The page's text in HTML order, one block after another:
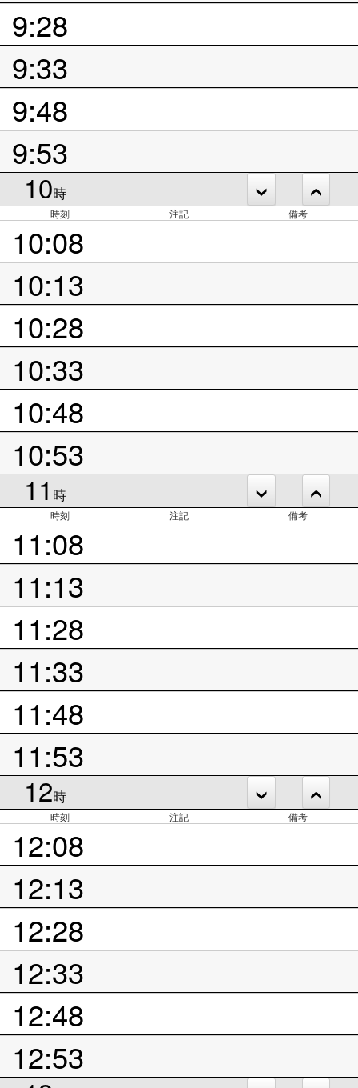
9:28
9:33
9:48
9:53
10時
時刻 注記 備考
10:08
10:13
10:28
10:33
10:48
10:53
11 時
時刻 注記 備考
11:08
11:13
11:28
11:33
11:48
11:53
12時
時刻 注記 備考
12:08
12:13
12:28
12:33
12:48
12:53